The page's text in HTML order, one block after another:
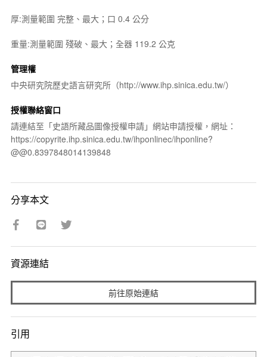
厚:測量範圍 完整、最大；口 0.4 公分
重量:測量範圍 殘破、最大；全器 119.2 公克
管理權
中央研究院歷史語言研究所（http://www.ihp.sinica.edu.tw/）
授權聯絡窗口
請連結至「史語所藏品圖像授權申請」網站申請授權，網址：
https://copyrite.ihp.sinica.edu.tw/ihponlinec/ihponline?
@@0.8397848014139848
分享本文
資源連結
前往原始連結
引用